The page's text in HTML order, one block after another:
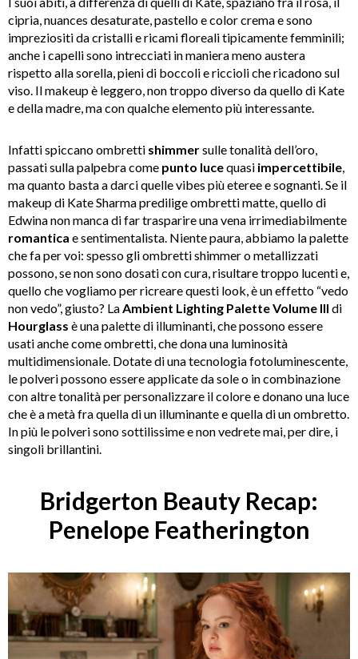
cipria, nuances desaturate, pastello e color crema e sono
impreziositi da cristalli e ricami floreali tipicamente femminili;
anche i capelli sono intrecciati in maniera meno austera
rispetto alla sorella, pieni di boccoli e riccioli che ricadono sul
viso. Il makeup è leggero, non troppo diverso da quello di Kate
e della madre, ma con qualche elemento più interessante.
Infatti spiccano ombretti shimmersulle tonalità dell’oro,
passati sulla palpebra come punto lucequasi impercettibile,
ma quanto basta a darci quelle vibes più eteree e sognanti. Se il
makeup di Kate Sharma predilige ombretti matte, quello di
Edwina non manca di far trasparire una vena irrimediabilmente
romantica e sentimentalista. Niente paura, abbiamo la palette
che fa per voi: spesso gli ombretti shimmer o metallizzati
possono, se non sono dosati con cura, risultare troppo lucenti e,
quello che vogliamo per ricreare questi look, è un effetto “vedo
non vedo”, giusto? LaAmbient Lighting Palette Volume III di
Hourglass è una palette di illuminanti, che possono essere
usati anche come ombretti, che dona una luminosità
multidimensionale. Dotate di una tecnologia fotoluminescente,
le polveri possono essere applicate da sole o in combinazione
con altre tonalità per personalizzare il colore e donano una luce
che è a metà fra quella di un illuminante e quella di un ombretto.
In più le polveri sono sottilissime e non vedrete mai, per dire, i
singoli brillantini.
Bridgerton Beauty Recap:
Penelope Featherington